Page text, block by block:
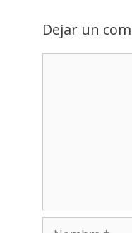
Dejar un